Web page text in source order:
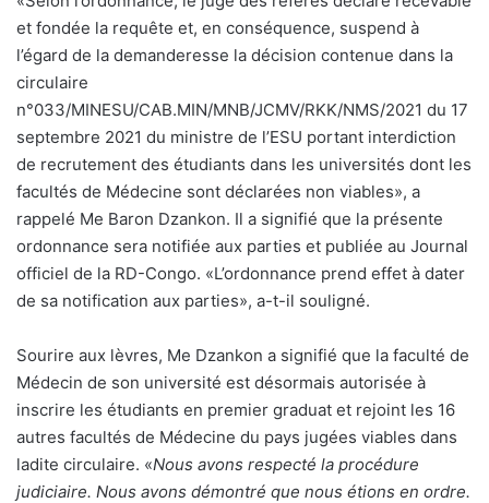
et fondée la requête et, en conséquence, suspend à
l’égard de la demanderesse la décision contenue dans la
circulaire
n°033/MINESU/CAB.MIN/MNB/JCMV/RKK/NMS/2021 du 17
septembre 2021 du ministre de l’ESU portant interdiction
de recrutement des étudiants dans les universités dont les
facultés de Médecine sont déclarées non viables», a
rappelé Me Baron Dzankon. Il a signifié que la présente
ordonnance sera notifiée aux parties et publiée au Journal
officiel de la RD-Congo. «L’ordonnance prend effet à dater
de sa notification aux parties», a-t-il souligné.
Sourire aux lèvres, Me Dzankon a signifié que la faculté de
Médecin de son université est désormais autorisée à
inscrire les étudiants en premier graduat et rejoint les 16
autres facultés de Médecine du pays jugées viables dans
ladite circulaire. «Nous avons respecté la procédure
judiciaire. Nous avons démontré que nous étions en ordre.